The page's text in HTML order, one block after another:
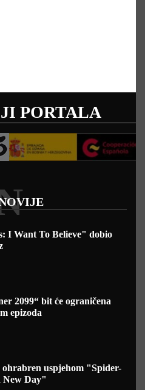
PORTALA
I Want To Believe" dobio
2099“ bit će ograničena
epizoda
ohrabren uspjehom "Spider-
Day"